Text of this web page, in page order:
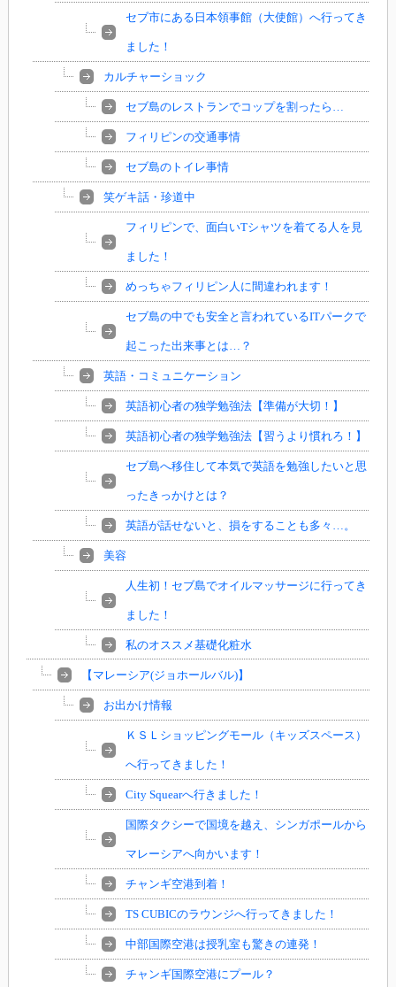
セブ市にある日本領事館（大使館）へ行ってき
ました！
カルチャーショック
セブ島のレストランでコップを割ったら…
フィリピンの交通事情
セブ島のトイレ事情
笑ゲキ話・珍道中
フィリピンで、面白いTシャツを着てる人を見
ました！
めっちゃフィリピン人に間違われます！
セブ島の中でも安全と言われているITパークで
起こった出来事とは…？
英語・コミュニケーション
英語初心者の独学勉強法【準備が大切！】
英語初心者の独学勉強法【習うより慣れろ！】
セブ島へ移住して本気で英語を勉強したいと思
ったきっかけとは？
英語が話せないと、損をすることも多々…。
美容
人生初！セブ島でオイルマッサージに行ってき
ました！
私のオススメ基礎化粧水
【マレーシア(ジョホールバル)】
お出かけ情報
ＫＳＬショッピングモール（キッズスペース）
へ行ってきました！
City Squearへ行きました！
国際タクシーで国境を越え、シンガポールから
マレーシアへ向かいます！
チャンギ空港到着！
TS CUBICのラウンジへ行ってきました！
中部国際空港は授乳室も驚きの連発！
チャンギ国際空港にプール？